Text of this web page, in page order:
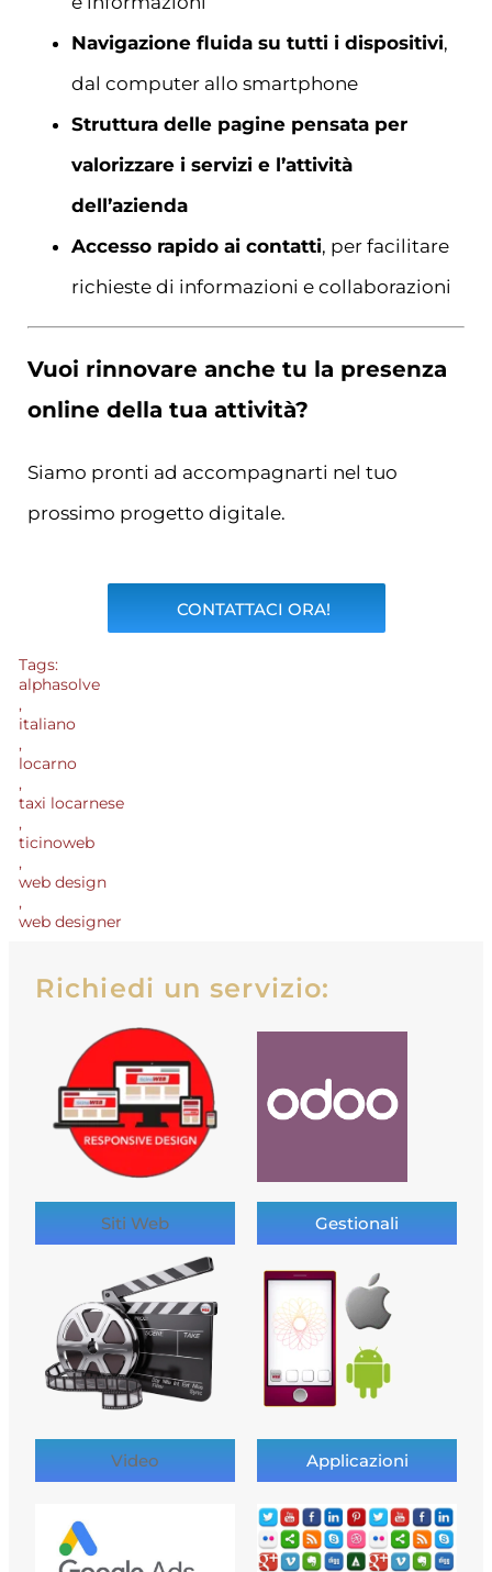
Navigazione fluida su tutti i dispositivi,
dal computer allo smartphone
Struttura delle pagine pensata per
valorizzare i servizi e l’attività
dell’azienda
Accesso rapido ai contatti, per facilitare
richieste di informazioni e collaborazioni
Vuoi rinnovare anche tu la presenza
online della tua attività?
Siamo pronti ad accompagnarti nel tuo
prossimo progetto digitale.
CONTATTACI ORA!
Tags:
alphasolve
,
italiano
,
locarno
,
taxi locarnese
,
ticinoweb
,
web design
,
web designer
Richiedi un servizio:
Siti Web Gestionali
Video Applicazioni